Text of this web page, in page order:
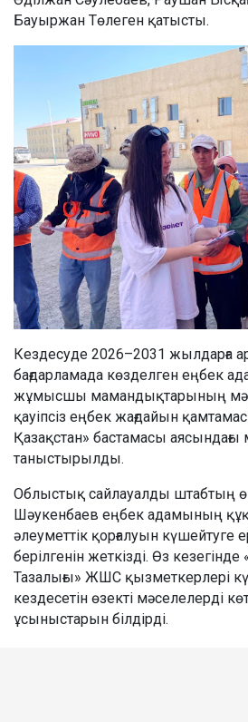
Бауыржан Төлеген қатысты.
Кездесуде 2026–2031 жылдарға
бағдарламада көзделген еңбек
жұмысшы мамандықтарының
қауіпсіз еңбек жағдайын
Қазақстан» бастамасы аясындағы
таныстырылды.
Облыстық сайлауалды штабтың
Шәукенбаев еңбек адамының
әлеуметтік қорғалуын
берілгенін жеткізді. Өз
Тазалығы» ЖШС қызметкерлері
кездесетін өзекті мәселелерді
ұсыныстарын білдірді.